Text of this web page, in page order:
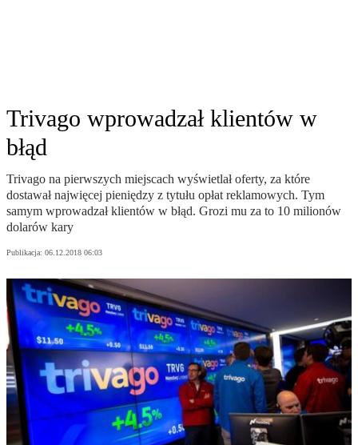
Trivago wprowadzał klientów w
błąd
Trivago na pierwszych miejscach wyświetlał oferty, za które
dostawał najwięcej pieniędzy z tytułu opłat reklamowych. Tym
samym wprowadzał klientów w błąd. Grozi mu za to 10 milionów
dolarów kary
Publikacja: 06.12.2018 06:03